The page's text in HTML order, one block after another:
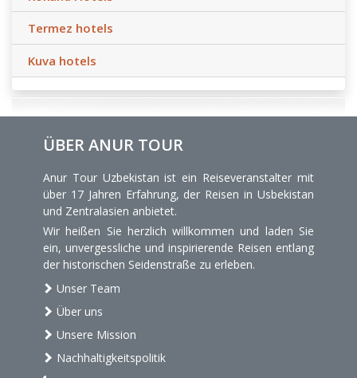
Termez hotels
Kuva hotels
ÜBER ANUR TOUR
Anur Tour Uzbekistan ist ein Reiseveranstalter mit
über 17 Jahren Erfahrung, der Reisen in Usbekistan
und Zentralasien anbietet.
Wir heißen Sie herzlich willkommen und laden Sie
ein, unvergessliche und inspirierende Reisen entlang
der historischen Seidenstraße zu erleben.
Unser Team
Über uns
Unsere Mission
Nachhaltigkeitspolitik